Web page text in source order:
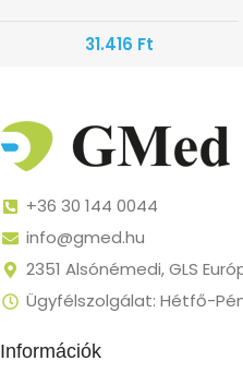
31.416 Ft
+36 30 144 0044
info@gmed.hu
2351 Alsónémedi, GLS
Ügyfélszolgálat: Hétfő-
Információk